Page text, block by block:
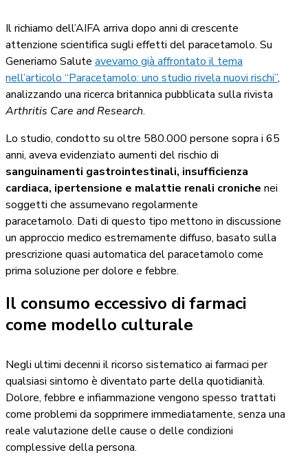
Il richiamo dell’AIFA arriva dopo anni di crescente
attenzione scientifica sugli effetti del paracetamolo. Su
Generiamo Salute avevamo già affrontato il tema
nell’articolo “Paracetamolo: uno studio rivela nuovi rischi”,
analizzando una ricerca britannica pubblicata sulla rivista
Arthritis Care and Research.
Lo studio, condotto su oltre 580.000 persone sopra i 65
anni, aveva evidenziato aumenti del rischio di
sanguinamenti gastrointestinali, insufficienza
cardiaca, ipertensione e malattie renali croniche nei
soggetti che assumevano regolarmente
paracetamolo. Dati di questo tipo mettono in discussione
un approccio medico estremamente diffuso, basato sulla
prescrizione quasi automatica del paracetamolo come
prima soluzione per dolore e febbre.
Il consumo eccessivo di farmaci
come modello culturale
Negli ultimi decenni il ricorso sistematico ai farmaci per
qualsiasi sintomo è diventato parte della quotidianità.
Dolore, febbre e infiammazione vengono spesso trattati
come problemi da sopprimere immediatamente, senza una
reale valutazione delle cause o delle condizioni
complessive della persona.